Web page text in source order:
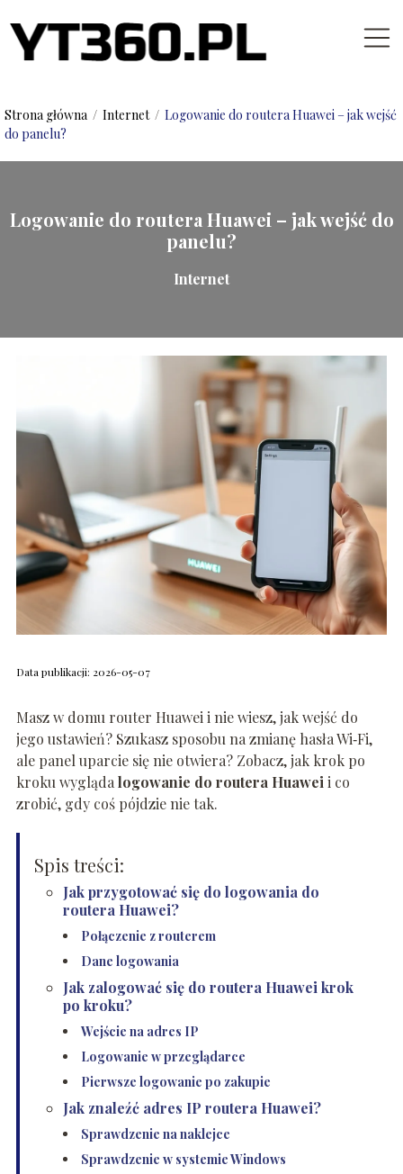
Strona główna / Internet / Logowanie do routera Huawei – jak wejść
do panelu?
Logowanie do routera Huawei – jak wejść do
panelu?
Internet
Data publikacji: 2026-05-07
Masz w domu router Huawei i nie wiesz, jak wejść do
jego ustawień? Szukasz sposobu na zmianę hasła Wi‑Fi,
ale panel uparcie się nie otwiera? Zobacz, jak krok po
kroku wygląda logowanie do routera Huawei i co
zrobić, gdy coś pójdzie nie tak.
Spis treści:
Jak przygotować się do logowania do
routera Huawei?
Połączenie z routerem
Dane logowania
Jak zalogować się do routera Huawei krok
po kroku?
Wejście na adres IP
Logowanie w przeglądarce
Pierwsze logowanie po zakupie
Jak znaleźć adres IP routera Huawei?
Sprawdzenie na naklejce
Sprawdzenie w systemie Windows